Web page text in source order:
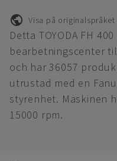
Visa på originalspråket
Detta TOYODA FH
bearbetningscenter
och har 36057
utrustad med en
styrenhet. Maskinen
15000 rpm.